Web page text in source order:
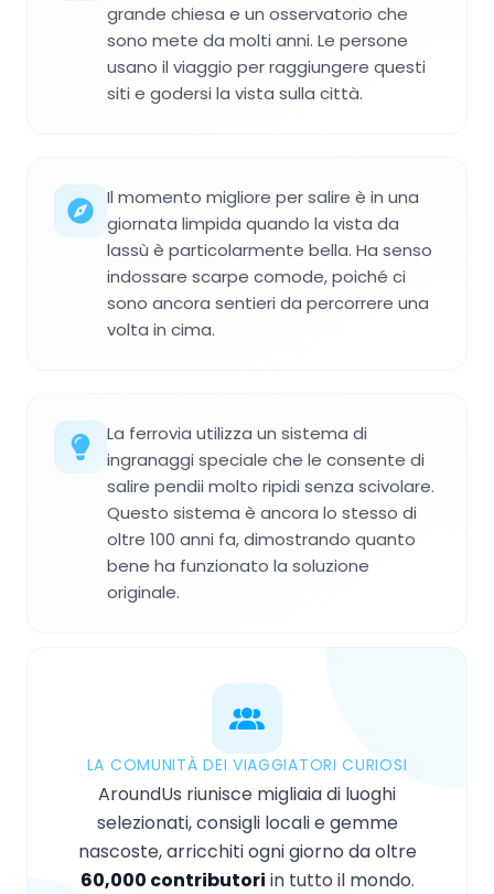
grande chiesa e un osservatorio che
sono mete da molti anni. Le persone
usano il viaggio per raggiungere questi
siti e godersi la vista sulla città.
Il momento migliore per salire è in una
giornata limpida quando la vista da
lassù è particolarmente bella. Ha senso
indossare scarpe comode, poiché ci
sono ancora sentieri da percorrere una
volta in cima.
La ferrovia utilizza un sistema di
ingranaggi speciale che le consente di
salire pendii molto ripidi senza scivolare.
Questo sistema è ancora lo stesso di
oltre 100 anni fa, dimostrando quanto
bene ha funzionato la soluzione
originale.
LA COMUNITÀ DEI VIAGGIATORI CURIOSI
AroundUs riunisce migliaia di luoghi
selezionati, consigli locali e gemme
nascoste, arricchiti ogni giorno da oltre
60,000 contributori in tutto il mondo.